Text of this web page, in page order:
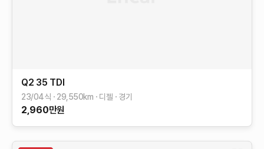
Q2 35 TDI
23/04식 29,550km 디젤 경기
2,960만원